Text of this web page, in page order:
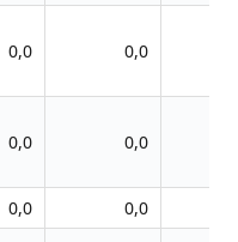
0,0 0,0
0,0 0,0
0,0
0,0